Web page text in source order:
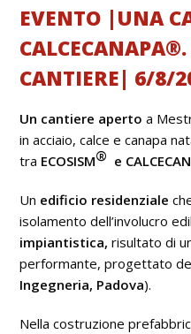
EVENTO |UNA
CANTIERE| 6/8/
Un cantiere apertoa
in acciaio, calce e canapa
tra ECOSISM® e
Un edificio residenziale
isolamento dell’involucro
impiantistica, risultato di
performante, progettato
Ingegneria, Padova).
Nella costruzione